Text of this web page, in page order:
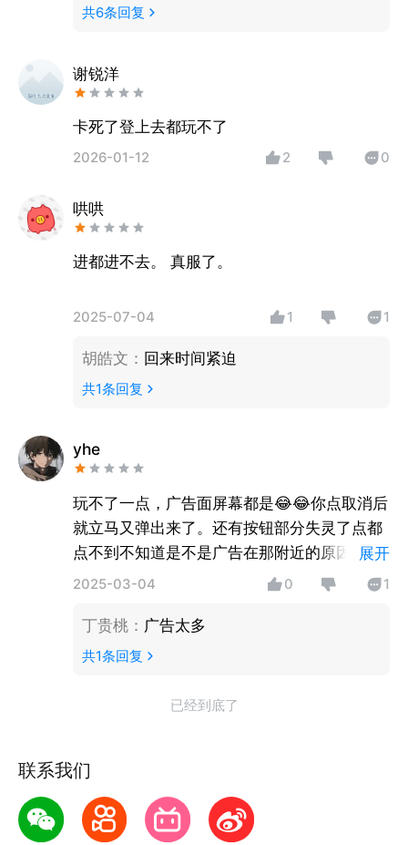
共6条回复
谢锐洋
卡死了登上去都玩不了
2026-01-12 2 0
哄哄
进都进不去。 真服了。
2025-07-04 1 1
胡皓文 ： 回来时间紧迫
共1条回复
yhe
玩不了一点，广告面屏幕都是😂😂你点取消后
就立马又弹出来了。还有按钮部分失灵了点都
点不到不知道是不是广告在那附近的原因。
说实话你下载了也没有一点体验感。纯纯视频
展开
2025-03-04 0 1
丁贵桃： 广告太多
共1条回复
已经到底了
联系我们